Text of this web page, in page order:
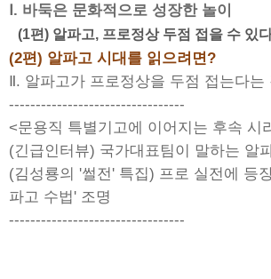
Ⅰ. 바둑은 문화적으로 성장한 놀이
(1편) 알파고, 프로정상 두점 접을 수 있
(2편) 알파고 시대를 읽으려면?
Ⅱ. 알파고가 프로정상을 두점 접는다는
---------------------------------
<문용직 특별기고에 이어지는 후속 시
(긴급인터뷰) 국가대표팀이 말하는 알
(김성룡의 '썰전' 특집) 프로 실전에 등
파고 수법' 조명
---------------------------------